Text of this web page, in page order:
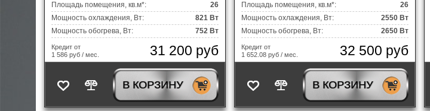
Площадь помещения, кв.м*:
26
Мощность охлаждения, Вт:
821 Вт
Мощность обогрева, Вт:
752 Вт
Кредит от
1 586 руб / мес.
31 200 руб
В КОРЗИНУ
Площадь помещения, кв.м*:
26
Мощность охлаждения, Вт:
2550 Вт
Мощность обогрева, Вт:
2650 Вт
Кредит от
1 652.08 руб / мес.
32 500 руб
В КОРЗИНУ